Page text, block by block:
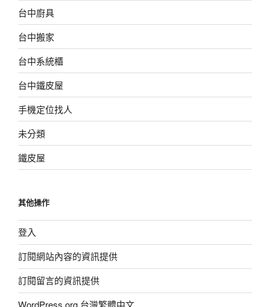
台中廚具
台中搬家
台中系統櫃
台中鐵皮屋
手機定位找人
未分類
鐵皮屋
其他操作
登入
訂閱網站內容的資訊提供
訂閱留言的資訊提供
WordPress.org 台灣繁體中文